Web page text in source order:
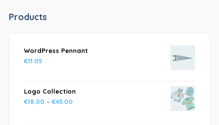
Products
WordPress Pennant
€11.05
Logo Collection
€18.00 – €45.00